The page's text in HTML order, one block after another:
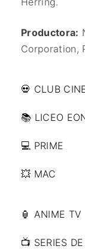
Productora:
Corporation,
💀 CLUB
📚 LICEO
💻 PRIME
💥 MAC
🏮 ANIME TV
📺 SERIES